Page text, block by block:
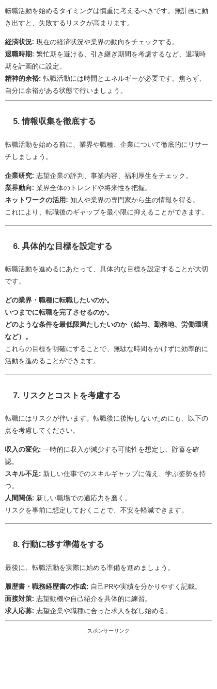
転職活動を始めるタイミングは慎重に考えるべきです。無計画に動
き出すと、失敗するリスクが高まります。
経済状況: 現在の経済状況や業界の動向をチェックする。
退職時期: 繁忙期を避ける、引き継ぎ期間を考慮するなど、退職時
期を計画的に設定。
精神的余裕: 転職活動には時間とエネルギーが必要です。焦らず、
自分に余裕がある状態で行いましょう。
5.情報収集を徹底する
転職活動を始める前に、業界や職種、企業について徹底的にリサー
チしましょう。
企業研究: 志望企業の評判、事業内容、福利厚生をチェック。
業界動向: 業界全体のトレンドや将来性を把握。
ネットワークの活用: 知人や業界の専門家から生の情報を得る。
これにより、転職後のギャップを最小限に抑えることができます。
6. 具体的な目標を設定する
転職活動を進めるにあたって、具体的な目標を設定することが大切
です。
どの業界・職種に転職したいのか。
いつまでに転職を完了させるのか。
どのような条件を最低限満たしたいのか（給与、勤務地、労働環境
など）。
これらの目標を明確にすることで、無駄な時間をかけずに効率的に
活動を進めることができます。
7. リスクとコストを考慮する
転職にはリスクが伴います。転職後に後悔しないためにも、以下の
点を考慮してください。
収入の変化: 一時的に収入が減少する可能性を想定し、貯蓄を確
認。
スキル不足: 新しい仕事でのスキルギャップに備え、学ぶ姿勢を持
つ。
人間関係: 新しい職場での適応力を磨く。
リスクを事前に想定しておくことで、不安を軽減できます。
8. 行動に移す準備をする
最後に、転職活動を実際に始める準備を進めましょう。
履歴書・職務経歴書の作成: 自己PRや実績を分かりやすく記載。
面接対策: 志望動機や自己紹介を具体的に練習。
求人応募: 志望企業や職種に合った求人を探し始める。
スポンサーリンク